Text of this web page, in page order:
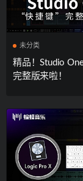
未分类
精品！Studio
完整版来啦！